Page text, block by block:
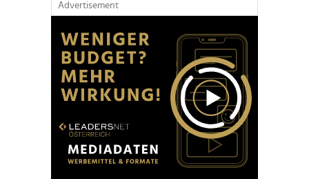
Advertisement